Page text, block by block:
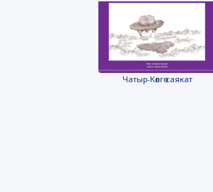
Чатыр-Көлгө саякат